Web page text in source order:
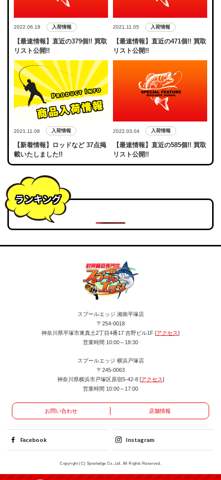
2022.06.18 入荷情報
【最速情報】直近の379個!! 買取
リスト公開!!
2021.11.05 入荷情報
【最速情報】直近の471個!! 買取
リスト公開!!
2021.11.08 入荷情報
【新着情報】ロッドなど 37点掲
載いたしました!!
2022.03.04 入荷情報
【最速情報】直近の585個!! 買取
リスト公開!!
ランキング
スプールエッジ 湘南平塚店
〒254-0018
神奈川県平塚市東真土2丁目4番17 吉野ビル1F [アクセス]
営業時間 10:00～18:30
スプールエッジ 横浜戸塚店
〒245-0063
神奈川県横浜市戸塚区原宿5-42-8 [アクセス]
営業時間 10:00～17:00
お問い合わせ 店舗情報
Facebook Instagram
Copyright (C) Spooledge Co.,Ltd. All Rights Reserved.